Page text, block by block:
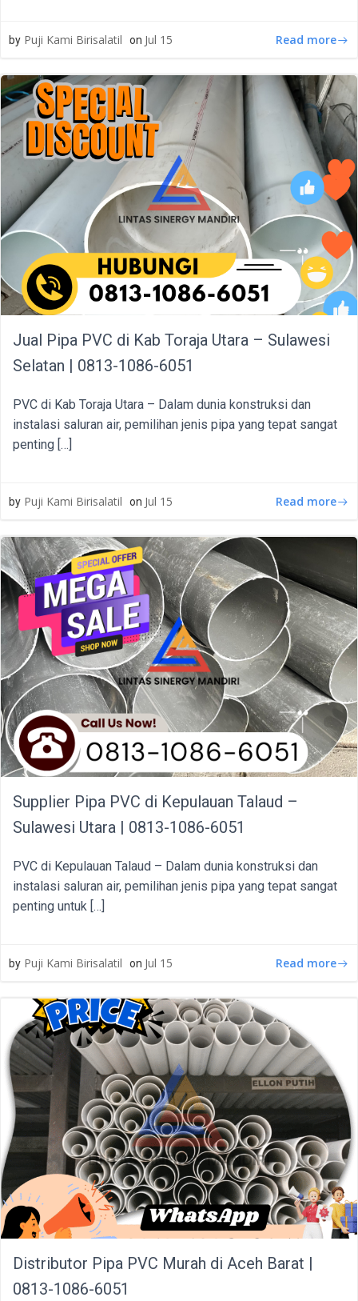
by Puji Kami Birisalatil on Jul 15 Read more
Jual Pipa PVC di Kab Toraja Utara – Sulawesi
Selatan | 0813-1086-6051
PVC di Kab Toraja Utara – Dalam dunia konstruksi dan
instalasi saluran air, pemilihan jenis pipa yang tepat sangat
penting […]
by Puji Kami Birisalatil on Jul 15 Read more
Supplier Pipa PVC di Kepulauan Talaud –
Sulawesi Utara | 0813-1086-6051
PVC di Kepulauan Talaud – Dalam dunia konstruksi dan
instalasi saluran air, pemilihan jenis pipa yang tepat sangat
penting untuk […]
by Puji Kami Birisalatil on Jul 15 Read more
Distributor Pipa PVC Murah di Aceh Barat |
0813-1086-6051